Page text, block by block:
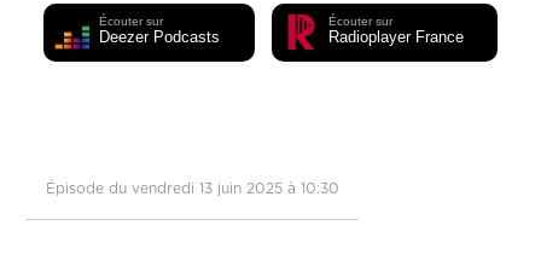
Écouter sur
Deezer Podcasts
Écouter sur
Radioplayer France
Épisode du vendredi 13 juin 2025 à 10:30